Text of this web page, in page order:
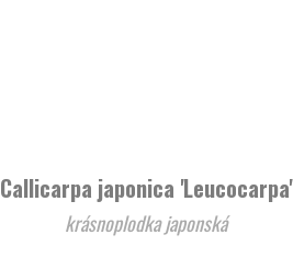
Callicarpa japonica 'Leucocarpa'
krásnoplodka japonská